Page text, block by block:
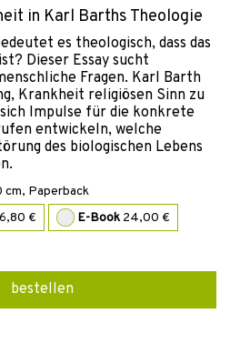
in Karl Barths Theologie
es theologisch, dass das
Dieser Essay sucht
Fragen. Karl Barth
Krankheit religiösen Sinn zu
Impulse für die konkrete
entwickeln, welche
des biologischen Lebens
cm, Paperback
€ E-Book 24,00 €
bestellen